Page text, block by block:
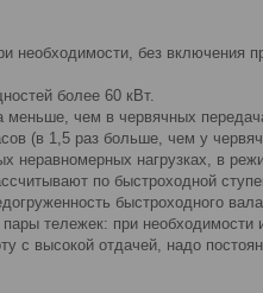
необходимости, без включения
более 60 кВт.
чем в червячных
(в 1,5 раз больше, чем у
неравномерных нагрузках, в
по быстроходной
быстроходного
тележек: при необходимости
с высокой отдачей, надо